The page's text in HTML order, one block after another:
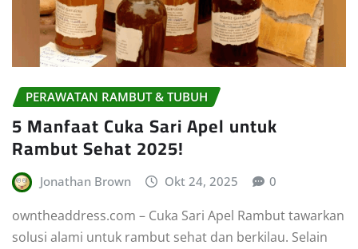
PERAWATAN RAMBUT & TUBUH
5 Manfaat Cuka Sari Apel untuk
Rambut Sehat 2025!
Jonathan Brown Okt 24, 2025 0
owntheaddress.com – Cuka Sari Apel Rambut tawarkan
solusi alami untuk rambut sehat dan berkilau. Selain